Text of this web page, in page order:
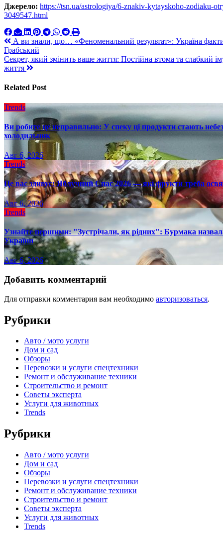
Джерело: https://tsn.ua/astrologiya/6-znakiv-kytayskoho-zodiaku-
3049547.html
Навигация
по
записям
А ви знали, що… «Феноменальний результат»: Україна
Грабський
Секрет, який змінить ваше життя: Постійна втома та слабкий
життя
Related Post
Trends
Ви робите це неправильно: У спеку ці продукти стають
холодильник
Авг 6, 2026
Trends
Це вас здивує: Яблучний Спас 2026 — які фрукти треба
Авг 6, 2026
Trends
Узнайте першими: "Зустрічали, як рідних": Бурмака
України
Авг 6, 2026
Добавить комментарий
Для отправки комментария вам необходимо авторизоваться.
Рубрики
Авто / мото услуги
Дом и сад
Обзоры
Перевозки и услуги спецтехники
Ремонт и обслуживание техники
Строительство и ремонт
Советы эксперта
Услуги для животных
Trends
Рубрики
Авто / мото услуги
Дом и сад
Обзоры
Перевозки и услуги спецтехники
Ремонт и обслуживание техники
Строительство и ремонт
Советы эксперта
Услуги для животных
Trends